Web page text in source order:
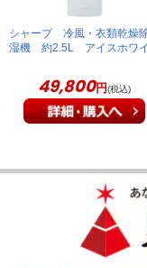
値段と性能に満足し
「お客様の声」は実際に
シャープ 冷風・衣類乾燥
湿機 約2.5L アイスホワイ
49,800円(税込)